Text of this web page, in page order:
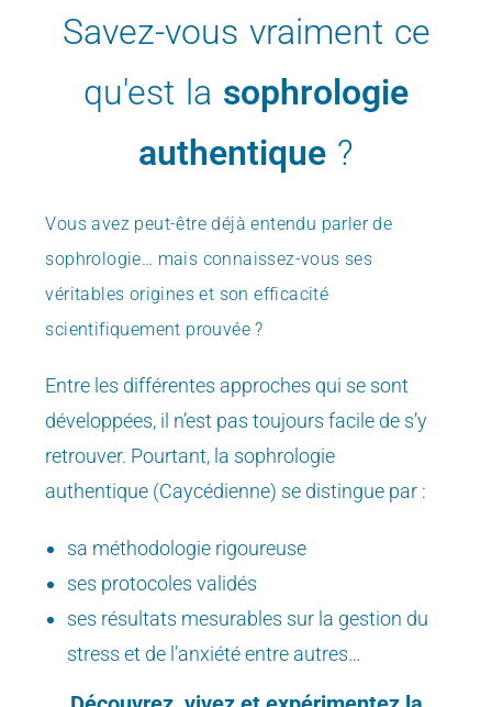
Savez-vous vraiment ce
qu'est la sophrologie
authentique ?
Vous avez peut-être déjà entendu parler de
sophrologie… mais connaissez-vous ses
véritables origines et son efficacité
scientifiquement prouvée ?
Entre les différentes approches qui se sont
développées, il n’est pas toujours facile de s’y
retrouver. Pourtant, la sophrologie
authentique (Caycédienne) se distingue par :
sa méthodologie rigoureuse
ses protocoles validés
ses résultats mesurables sur la gestion du
stress et de l’anxiété entre autres…